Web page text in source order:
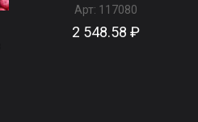
Арт: 117080
2 548.58 ₽